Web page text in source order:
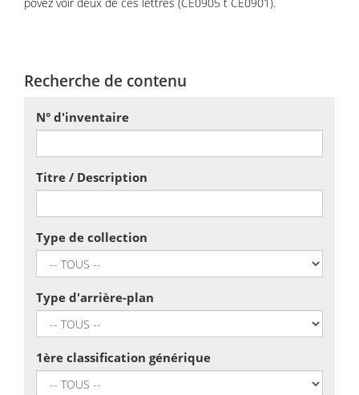
Recherche de contenu
N° d'inventaire
Titre / Description
Type de collection
Type d'arrière-plan
1ère classification générique